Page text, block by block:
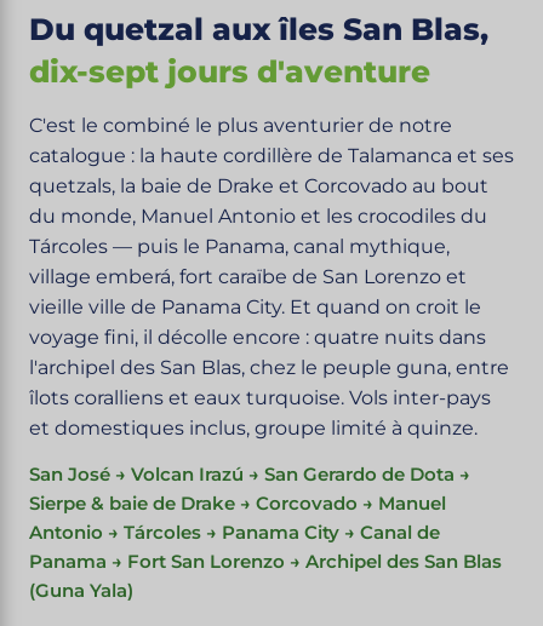
Du quetzal aux îles San Blas,
dix-sept jours d'aventure
C'est le combiné le plus aventurier de notre
catalogue : la haute cordillère de Talamanca et ses
quetzals, la baie de Drake et Corcovado au bout
du monde, Manuel Antonio et les crocodiles du
Tárcoles — puis le Panama, canal mythique,
village emberá, fort caraïbe de San Lorenzo et
vieille ville de Panama City. Et quand on croit le
voyage fini, il décolle encore : quatre nuits dans
l'archipel des San Blas, chez le peuple guna, entre
îlots coralliens et eaux turquoise. Vols inter-pays
et domestiques inclus, groupe limité à quinze.
San José → Volcan Irazú → San Gerardo de Dota →
Sierpe & baie de Drake → Corcovado → Manuel
Antonio → Tárcoles → Panama City → Canal de
Panama → Fort San Lorenzo → Archipel des San Blas
(Guna Yala)